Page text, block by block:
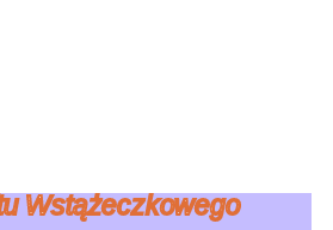
Wstążeczkowego